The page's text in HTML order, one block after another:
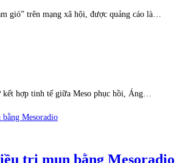
gió” trên mạng xã hội, được quảng cáo là…
hợp tinh tế giữa Meso phục hồi, Áng…
trị mụn bằng Mesoradio